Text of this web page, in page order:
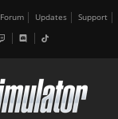
Forum Updates Support